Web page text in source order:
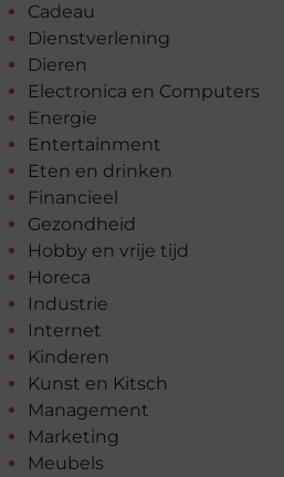
Cadeau
Dienstverlening
Dieren
Electronica en Computers
Energie
Entertainment
Eten en drinken
Financieel
Gezondheid
Hobby en vrije tijd
Horeca
Industrie
Internet
Kinderen
Kunst en Kitsch
Management
Marketing
Meubels